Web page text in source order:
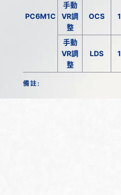
PC6M1C
手動
VR調
整
OCS 1
手動
VR調
整
LDS 1
備註: